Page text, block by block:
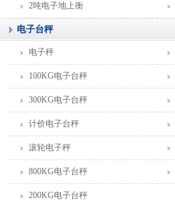
2吨电子地上衡
电子台秤
电子秤
100KG电子台秤
300KG电子台秤
计价电子台秤
滚轮电子秤
800KG电子台秤
200KG电子台秤